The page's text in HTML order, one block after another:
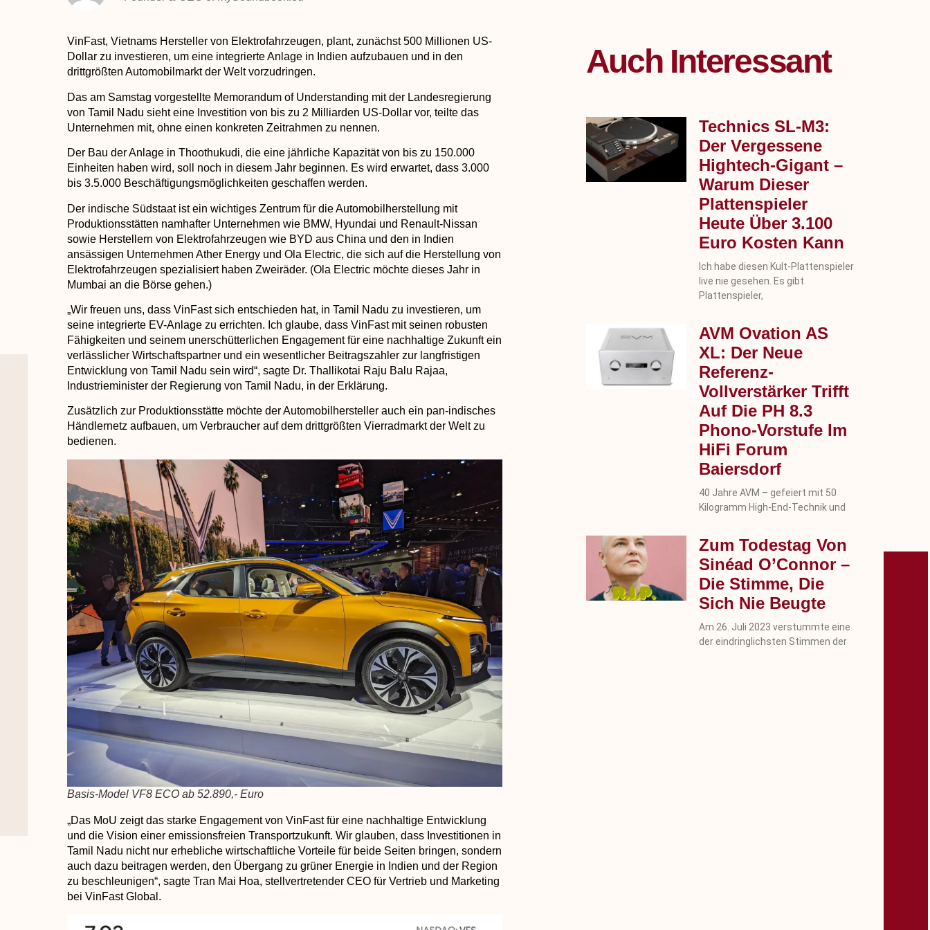
VinFast, Vietnams Hersteller von Elektrofahrzeugen, plant, zunächst 500 Millionen US-
Dollar zu investieren, um eine integrierte Anlage in Indien aufzubauen und in den
drittgrößten Automobilmarkt der Welt vorzudringen.
Das am Samstag vorgestellte Memorandum of Understanding mit der Landesregierung
von Tamil Nadu sieht eine Investition von bis zu 2 Milliarden US-Dollar vor, teilte das
Unternehmen mit, ohne einen konkreten Zeitrahmen zu nennen.
Der Bau der Anlage in Thoothukudi, die eine jährliche Kapazität von bis zu 150.000
Einheiten haben wird, soll noch in diesem Jahr beginnen. Es wird erwartet, dass 3.000
bis 3.5.000 Beschäftigungsmöglichkeiten geschaffen werden.
Der indische Südstaat ist ein wichtiges Zentrum für die Automobilherstellung mit
Produktionsstätten namhafter Unternehmen wie BMW, Hyundai und Renault-Nissan
sowie Herstellern von Elektrofahrzeugen wie BYD aus China und den in Indien
ansässigen Unternehmen Ather Energy und Ola Electric, die sich auf die Herstellung von
Elektrofahrzeugen spezialisiert haben Zweiräder. (Ola Electric möchte dieses Jahr in
Mumbai an die Börse gehen.)
„Wir freuen uns, dass VinFast sich entschieden hat, in Tamil Nadu zu investieren, um
seine integrierte EV-Anlage zu errichten. Ich glaube, dass VinFast mit seinen robusten
Fähigkeiten und seinem unerschütterlichen Engagement für eine nachhaltige Zukunft ein
verlässlicher Wirtschaftspartner und ein wesentlicher Beitragszahler zur langfristigen
Entwicklung von Tamil Nadu sein wird“, sagte Dr. Thallikotai Raju Balu Rajaa,
Industrieminister der Regierung von Tamil Nadu, in der Erklärung.
Zusätzlich zur Produktionsstätte möchte der Automobilhersteller auch ein pan-indisches
Händlernetz aufbauen, um Verbraucher auf dem drittgrößten Vierradmarkt der Welt zu
bedienen.
Basis-Model VF8 ECO ab 52.890,- Euro
„Das MoU zeigt das starke Engagement von VinFast für eine nachhaltige Entwicklung
und die Vision einer emissionsfreien Transportzukunft. Wir glauben, dass Investitionen in
Tamil Nadu nicht nur erhebliche wirtschaftliche Vorteile für beide Seiten bringen, sondern
auch dazu beitragen werden, den Übergang zu grüner Energie in Indien und der Region
zu beschleunigen“, sagte Tran Mai Hoa, stellvertretender CEO für Vertrieb und Marketing
bei VinFast Global.
Auch Interessant
Technics SL‑M3:
Der Vergessene
Hightech-Gigant –
Warum Dieser
Plattenspieler
Heute Über 3.100
Euro Kosten Kann
Ich habe diesen Kult-Plattenspieler
live nie gesehen. Es gibt
Plattenspieler,
AVM Ovation AS
XL: Der Neue
Referenz-
Vollverstärker Trifft
Auf Die PH 8.3
Phono-Vorstufe Im
HiFi Forum
Baiersdorf
40 Jahre AVM – gefeiert mit 50
Kilogramm High-End-Technik und
Zum Todestag Von
Sinéad O’Connor –
Die Stimme, Die
Sich Nie Beugte
Am 26. Juli 2023 verstummte eine
der eindringlichsten Stimmen der